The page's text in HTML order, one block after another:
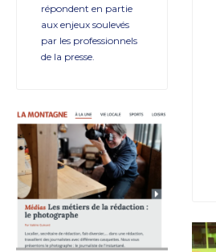
répondent en partie
aux enjeux soulevés
par les professionnels
de la presse.